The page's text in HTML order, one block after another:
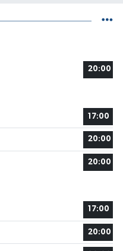
20:00
17:00
20:00
20:00
17:00
20:00